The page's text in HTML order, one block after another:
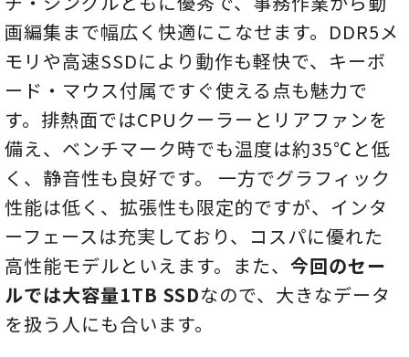
画編集まで幅広く快適にこなせます。DDR5メ
モリや高速SSDにより動作も軽快で、キーボ
ード・マウス付属ですぐ使える点も魅力で
す。排熱面ではCPUクーラーとリアファンを
備え、ベンチマーク時でも温度は約35℃と低
く、静音性も良好です。 一方でグラフィック
性能は低く、拡張性も限定的ですが、インタ
ーフェースは充実しており、コスパに優れた
高性能モデルといえます。また、 今回のセー
ルでは大容量1TB SSDなので、大きなデータ
を扱う人にも合います。